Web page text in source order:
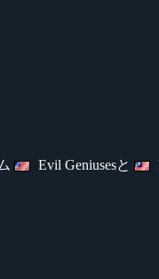
Evil Geniusesと